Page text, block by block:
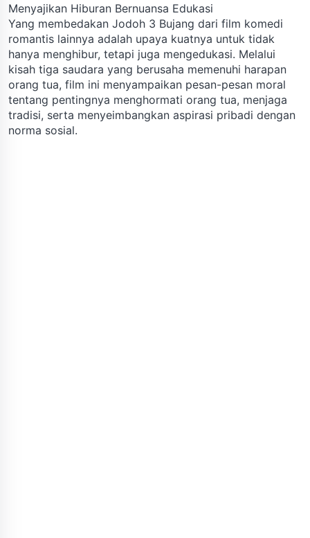
Menyajikan Hiburan Bernuansa Edukasi
Yang membedakan Jodoh 3 Bujang dari film komedi
romantis lainnya adalah upaya kuatnya untuk tidak
hanya menghibur, tetapi juga mengedukasi. Melalui
kisah tiga saudara yang berusaha memenuhi harapan
orang tua, film ini menyampaikan pesan-pesan moral
tentang pentingnya menghormati orang tua, menjaga
tradisi, serta menyeimbangkan aspirasi pribadi dengan
norma sosial.